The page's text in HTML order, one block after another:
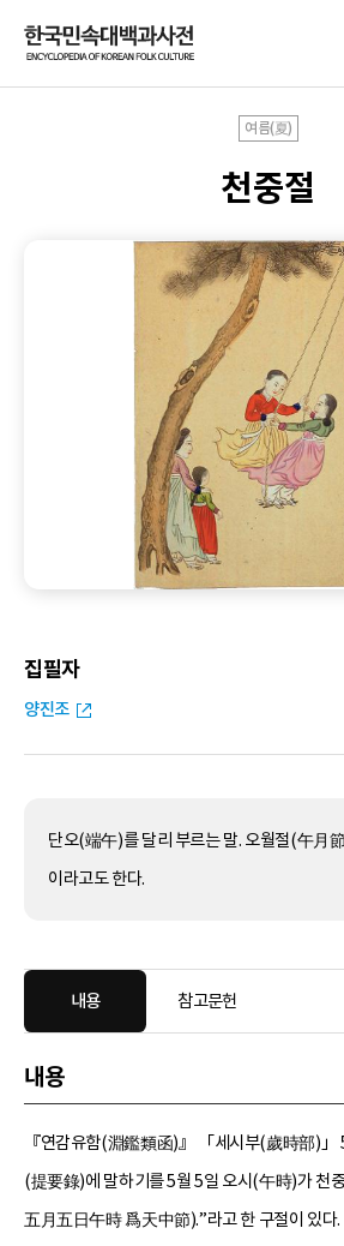
여름(夏)
천중절
집필자
양진조
단오(端午)를 달리 부르는 말. 오월절(午月
이라고도 한다.
내용 참고문헌
내용
『연감유함(淵鑑類函)』 「세시부(歲時部)」
(提要錄)에 말하기를 5월 5일 오시(午時)가 천
五月五日午時 爲天中節).”라고 한 구절이 있다